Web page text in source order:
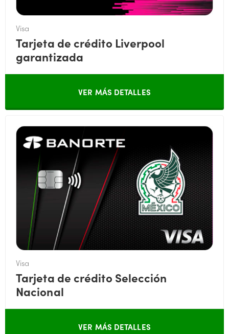
Visa
Tarjeta de crédito Liverpool
garantizada
VER MÁS DETALLES
Visa
Tarjeta de crédito Selección
Nacional
VER MÁS DETALLES